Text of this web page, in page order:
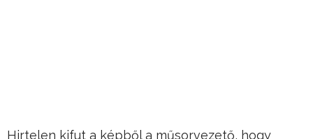
Hirtelen kifut a képből a műsorvezető, hogy